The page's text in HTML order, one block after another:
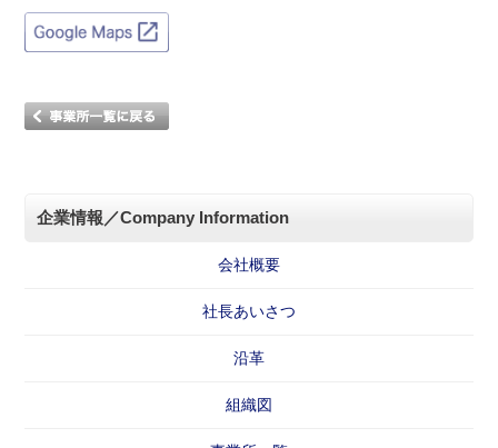
企業情報／Company Information
会社概要
社長あいさつ
沿革
組織図